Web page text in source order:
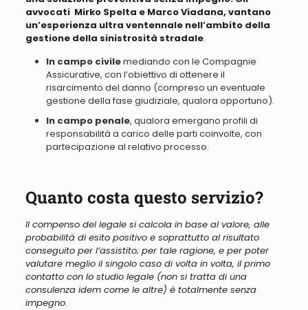
avvocati Mirko Spelta e Marco Viadana, vantano
un’esperienza ultra ventennale nell’ambito della
gestione della sinistrosità stradale.
In campo civilemediando con le Compagnie
Assicurative, con l’obiettivo di ottenere il
risarcimento del danno (compreso un eventuale
gestione della fase giudiziale, qualora opportuno).
In campo penale, qualora emergano profili di
responsabilità a carico delle parti coinvolte, con
partecipazione al relativo processo.
Quanto costa questo servizio?
Il compenso del legale si calcola in base al valore, alle
probabilità di esito positivo e soprattutto al risultato
conseguito per l’assistito; per tale ragione, e per poter
valutare meglio il singolo caso di volta in volta, il primo
contatto con lo studio legale (non si tratta di una
consulenza idem come le altre) è totalmente senza
impegno.